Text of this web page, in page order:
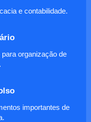
e contabilidade.
organização de
importantes de